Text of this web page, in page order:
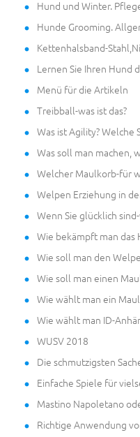
Hund und Winter.
Hunde Grooming.
Kettenhalsband-
Lernen Sie Ihren Hund
Menü für die Artikeln
Treibball-was ist das?
Was ist Agility? Welche
Was soll man machen,
Welcher Maulkorb-für
Welpen Erziehung in
Wenn Sie glücklich
Wie bekämpft man das
Wie soll man den
Wie soll man einen
Wie wählt man ein
Wie wählt man ID-
WUSV 2018
Die schmutzigsten
Einfache Spiele für
Mastino Napoletano
Richtige Anwendung